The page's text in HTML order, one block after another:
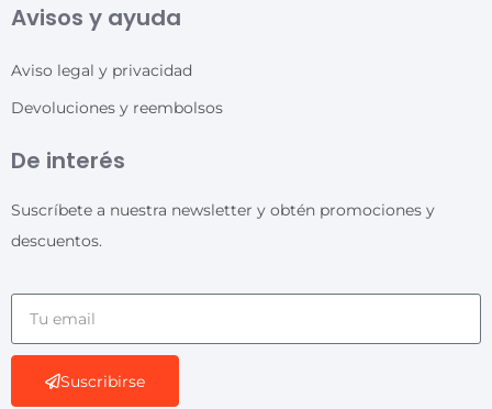
Avisos y ayuda
Aviso legal y privacidad
Devoluciones y reembolsos
De interés
Suscríbete a nuestra newsletter y obtén promociones y
descuentos.
Suscribirse